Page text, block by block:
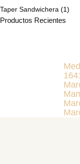
Taper Sandwichera (1)
Productos Recientes